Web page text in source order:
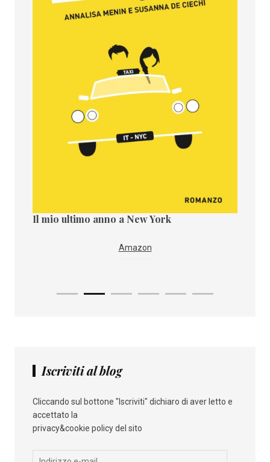
Il mio ultimo anno a New York
Amazon
Iscriviti al blog
Cliccando sul bottone "Iscriviti" dichiaro di aver letto e
accettato la
privacy&cookie policy del sito
Indirizzo